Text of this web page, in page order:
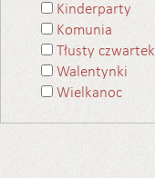
Kinderparty
Komunia
Tłusty czwartek
Walentynki
Wielkanoc